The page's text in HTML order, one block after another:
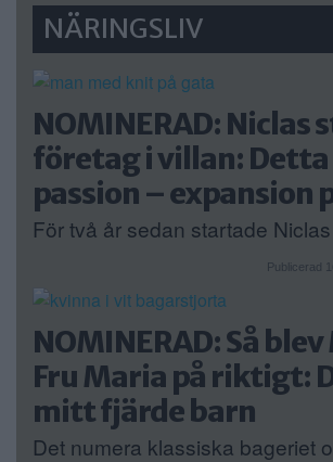
NÄRINGSLIV
NOMINERAD: Niclas
företag i villan:
passion – expansion
För två år sedan startade
Publicerad
NOMINERAD: Så
Fru Maria på riktigt:
mitt fjärde barn
Det numera klassiska bageriet